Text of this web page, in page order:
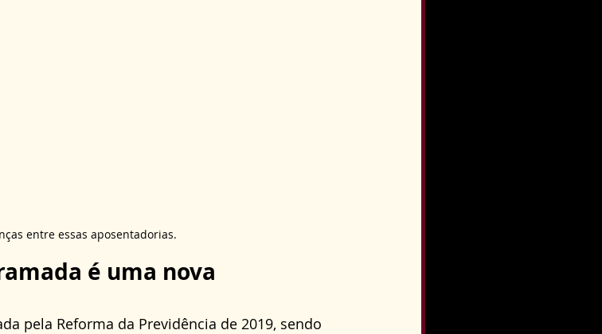
entre essas aposentadorias.
é uma nova
pela Reforma da Previdência de 2019, sendo